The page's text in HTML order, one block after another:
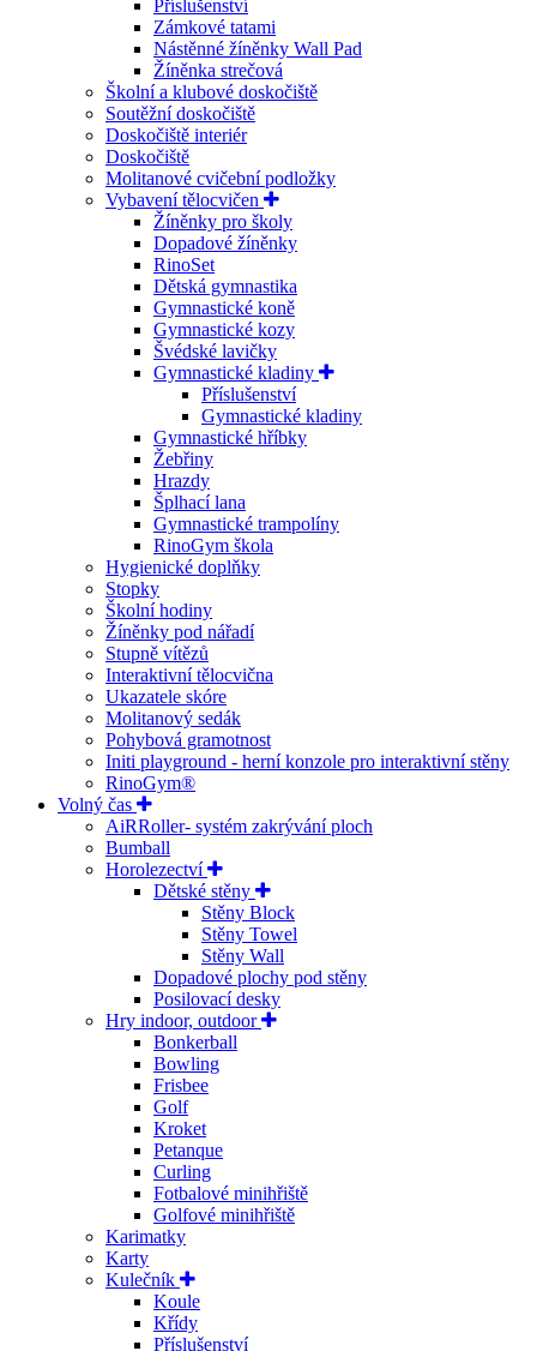
Příslušenství
Zámkové tatami
Nástěnné žíněnky Wall Pad
Žíněnka strečová
Školní a klubové doskočiště
Soutěžní doskočiště
Doskočiště interiér
Doskočiště
Molitanové cvičební podložky
Vybavení tělocvičen
Žíněnky pro školy
Dopadové žíněnky
RinoSet
Dětská gymnastika
Gymnastické koně
Gymnastické kozy
Švédské lavičky
Gymnastické kladiny
Příslušenství
Gymnastické kladiny
Gymnastické hříbky
Žebřiny
Hrazdy
Šplhací lana
Gymnastické trampolíny
RinoGym škola
Hygienické doplňky
Stopky
Školní hodiny
Žíněnky pod nářadí
Stupně vítězů
Interaktivní tělocvična
Ukazatele skóre
Molitanový sedák
Pohybová gramotnost
Initi playground - herní konzole pro interaktivní stěny
RinoGym®
Volný čas
AiRRoller- systém zakrývání ploch
Bumball
Horolezectví
Dětské stěny
Stěny Block
Stěny Towel
Stěny Wall
Dopadové plochy pod stěny
Posilovací desky
Hry indoor, outdoor
Bonkerball
Bowling
Frisbee
Golf
Kroket
Petanque
Curling
Fotbalové minihřiště
Golfové minihřiště
Karimatky
Karty
Kulečník
Koule
Křídy
Příslušenství